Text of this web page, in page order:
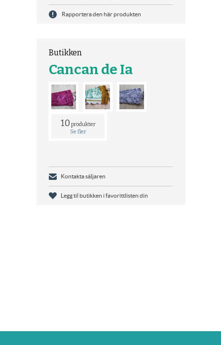
Rapportera den här produkten
Butikken
Cancan de Ia
10 produkter
Se fler
Kontakta säljaren
Legg til butikken i favorittlisten din